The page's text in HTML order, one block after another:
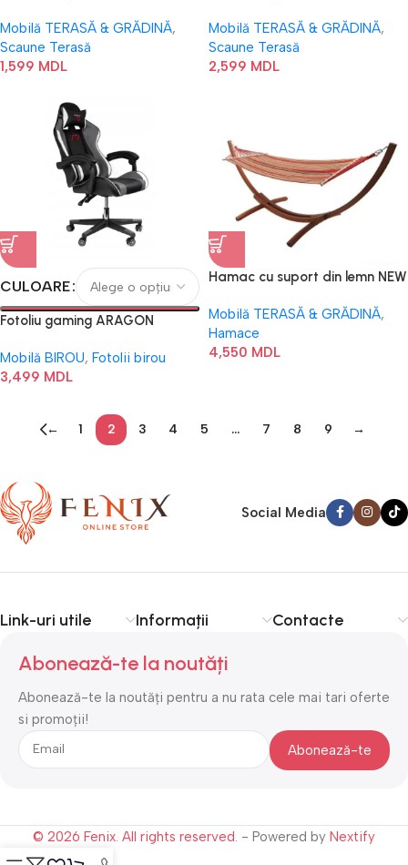
Mobilă TERASĂ & GRĂDINĂ,
Scaune Terasă
1,599 MDL
Mobilă TERASĂ & GRĂDINĂ,
Scaune Terasă
2,599 MDL
CULOARE
Fotoliu gaming ARAGON
Mobilă BIROU, Fotolii birou
3,499 MDL
Hamac cu suport din lemn NEW
Mobilă TERASĂ & GRĂDINĂ,
Hamace
4,550 MDL
← 1 2 3 4 5 … 7 8 9 →
Social Media
Link-uri utile Informații Contacte
Abonează-te la noutăți
Abonează-te la noutăți pentru a nu rata cele mai tari oferte
si promoții!
© 2026 Fenix. All rights reserved. - Powered by Nextify